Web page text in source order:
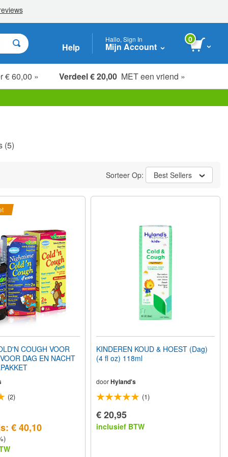
Help
Hallo, Sign In
Mijn Account
0
€ 60,00 » Verdeel € 20,00 MET een vriend »
(5)
Sorteer Op: Best Sellers
COUGH VOOR
DAG EN NACHT
(2)
€ 40,10
KINDEREN KOUD & HOEST (Dag)
(4 fl oz) 118ml
doorHyland's
(1)
€ 20,95
inclusief BTW